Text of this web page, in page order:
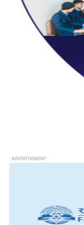
- ADVERTISEMENT -